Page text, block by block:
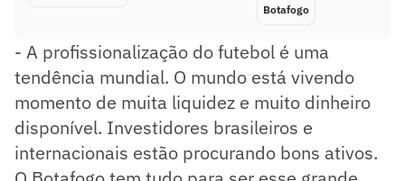
Botafogo
- A profissionalização do futebol é uma
tendência mundial. O mundo está vivendo
momento de muita liquidez e muito dinheiro
disponível. Investidores brasileiros e
internacionais estão procurando bons ativos.